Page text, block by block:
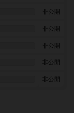
非公開
非公開
非公開
非公開
非公開